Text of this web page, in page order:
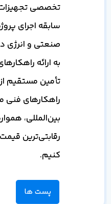
تخصصی تجهیزات
سابقه اجرای
صنعتی و انرژی
به ارائه
تأمین مستقیم از
راهکارهای فنی
بین‌المللی،
رقابتی‌ترین
کنیم.
پست ها